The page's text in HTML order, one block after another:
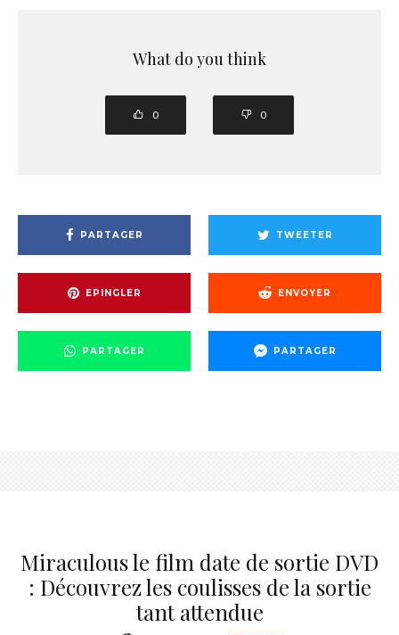
What do you think
0 0
PARTAGER TWEETER
EPINGLER ENVOYER
PARTAGER PARTAGER
Miraculous le film date de sortie DVD
: Découvrez les coulisses de la sortie
tant attendue